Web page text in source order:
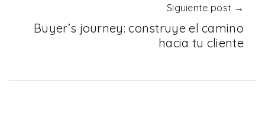
Siguiente post →
Buyer’s journey: construye el camino
hacia tu cliente